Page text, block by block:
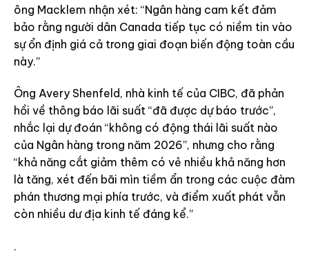
ông Macklem nhận xét: “Ngân hàng cam kết đảm
bảo rằng người dân Canada tiếp tục có niềm tin vào
sự ổn định giá cả trong giai đoạn biến động toàn cầu
này.”
Ông Avery Shenfeld, nhà kinh tế của CIBC, đã phản
hồi về thông báo lãi suất “đã được dự báo trước”,
nhắc lại dự đoán “không có động thái lãi suất nào
của Ngân hàng trong năm 2026”, nhưng cho rằng
“khả năng cắt giảm thêm có vẻ nhiều khả năng hơn
là tăng, xét đến bãi mìn tiềm ẩn trong các cuộc đàm
phán thương mại phía trước, và điểm xuất phát vẫn
còn nhiều dư địa kinh tế đáng kể.”
.